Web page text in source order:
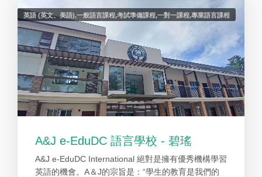
英語 (英文、美語),一般語言課程,考試準備課程,一對一課程,專業語言課程
A&J e-EduDC 語言學校 - 碧瑤
A&J e-EduDC International 絕對是擁有優秀機構學習
英語的機會。A＆J的宗旨是：“學生的教育是我們的